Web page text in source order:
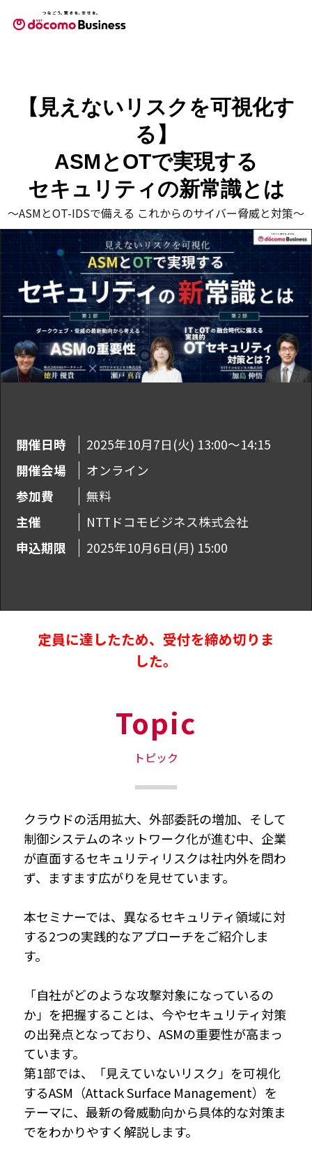
【見えないリスクを可視化す
る】
ASMとOTで実現する
セキュリティの新常識とは
～ASMとOT-IDSで備える これからのサイバー脅威と対策～
開催日時
2025年10月7日(火) 13:00～14:15
開催会場
オンライン
参加費
無料
主催
NTTドコモビジネス株式会社
申込期限
2025年10月6日(月) 15:00
定員に達したため、受付を締め切りま
した。
Topic
トピック
クラウドの活用拡大、外部委託の増加、そして
制御システムのネットワーク化が進む中、企業
が直面するセキュリティリスクは社内外を問わ
ず、ますます広がりを見せています。
本セミナーでは、異なるセキュリティ領域に対
する2つの実践的なアプローチをご紹介しま
す。
「自社がどのような攻撃対象になっているの
か」を把握することは、今やセキュリティ対策
の出発点となっており、ASMの重要性が高まっ
ています。
第1部では、「見えていないリスク」を可視化
するASM（Attack Surface Management）を
テーマに、最新の脅威動向から具体的な対策ま
でをわかりやすく解説します。